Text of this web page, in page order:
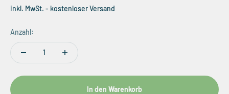
inkl. MwSt. - kostenloser Versand
Anzahl:
In den Warenkorb